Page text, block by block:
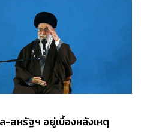
-สหรัฐฯ อยู่เบื้องหลังเหตุ